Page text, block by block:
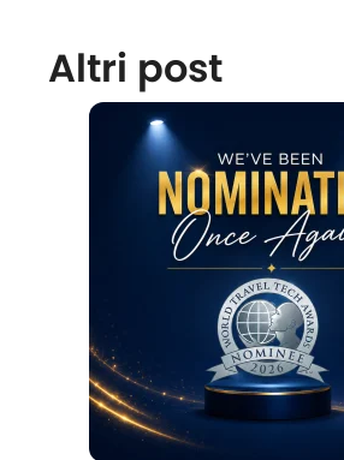
Altri post